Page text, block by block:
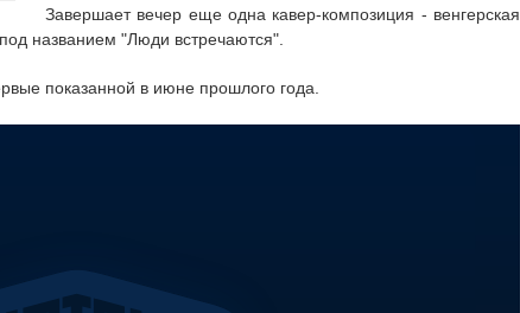
Завершает вечер еще одна кавер-композиция - венгерская
названием "Люди встречаются".
показанной в июне прошлого года.